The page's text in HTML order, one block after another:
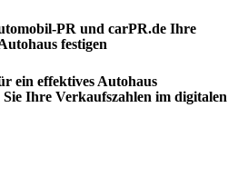
PR und carPR.de Ihre
festigen
ein effektives Autohaus
Ihre Verkaufszahlen im digitalen